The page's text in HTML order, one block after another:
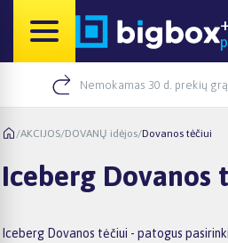
Nemokamas 30 d. prekių
/AKCIJOS/DOVANŲ idėjos/Dovanos tėčiui
Iceberg Dovanos
Iceberg Dovanos tėčiui - patogus